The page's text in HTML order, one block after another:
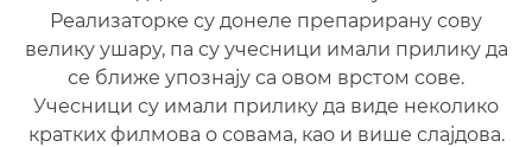
Реализаторке су донеле препарирану сову
велику ушару, па су учесници имали прилику да
се ближе упознају са овом врстом сове.
Учесници су имали прилику да виде неколико
кратких филмова о совама, као и више слајдова.